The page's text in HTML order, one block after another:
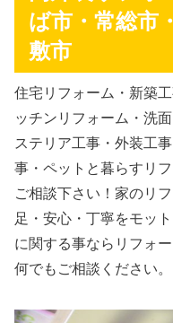
ば市・常総市
敷市
住宅リフォーム・新築
ッチンリフォーム・洗
ステリア工事・外装工
事・ペットと暮らすリ
ご相談下さい！家のリ
足・安心・丁寧をモッ
に関する事ならリフォ
何でもご相談ください。